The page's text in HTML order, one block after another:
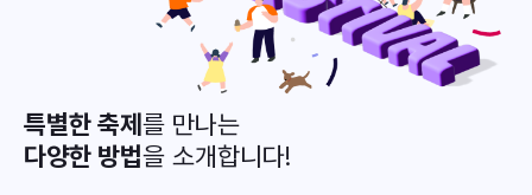
특별한 축제를 만나는
다양한 방법을 소개합니다!